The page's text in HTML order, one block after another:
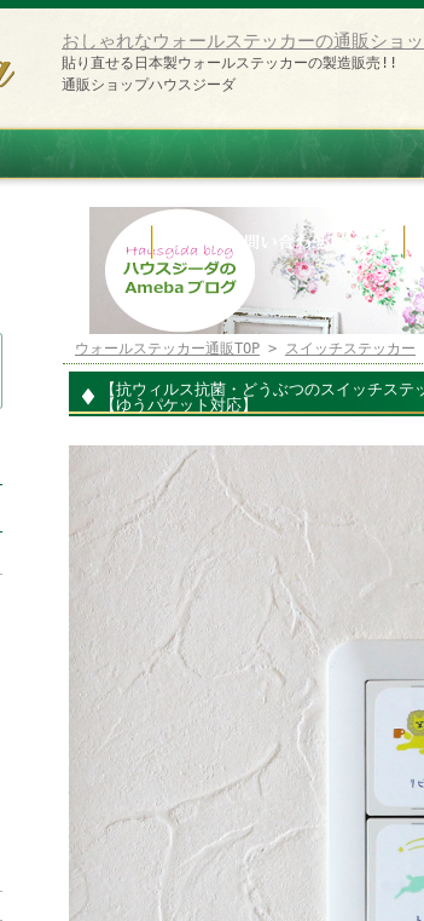
おしゃれなウォールステッカーの通販ショ
貼り直せる日本製ウォールステッカーの製造販売!!
通販ショップハウスジーダ
ウォールステッカー通販TOP > スイッチステッカー
【抗ウィルス抗菌・どうぶつのスイッチス
【ゆうパケット対応】